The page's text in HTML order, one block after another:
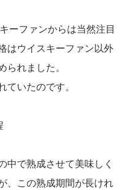
ーファンからは当然注目
はウイスキーファン以外
れました。
ていたのです。
中で熟成させて美味しく
、この熟成期間が長けれ